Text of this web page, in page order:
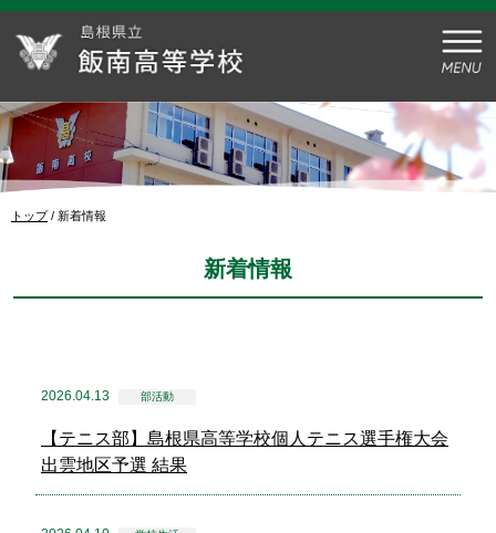
このページの本文へ
現
トップ/ 新着情報
新着情報
2026.04.13 部活動
【テニス部】島根県高等学校個人テニス選手権大会
出雲地区予選 結果